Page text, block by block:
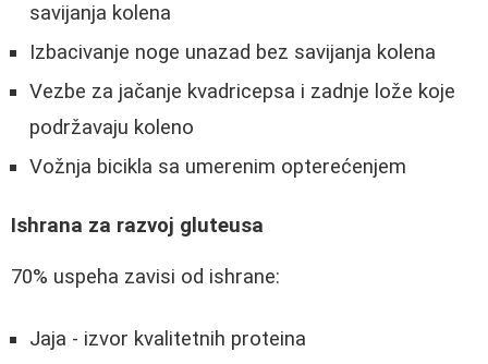
savijanja kolena
Izbacivanje noge unazad bez savijanja kolena
Vezbe za jačanje kvadricepsa i zadnje lože koje
podržavaju koleno
Vožnja bicikla sa umerenim opterećenjem
Ishrana za razvoj gluteusa
70% uspeha zavisi od ishrane:
Jaja - izvor kvalitetnih proteina